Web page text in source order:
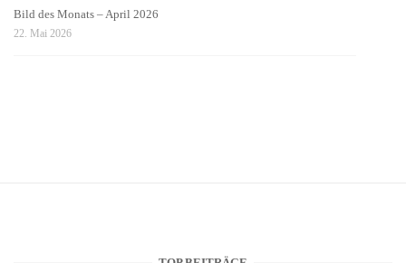
Bild des Monats – April 2026
22. Mai 2026